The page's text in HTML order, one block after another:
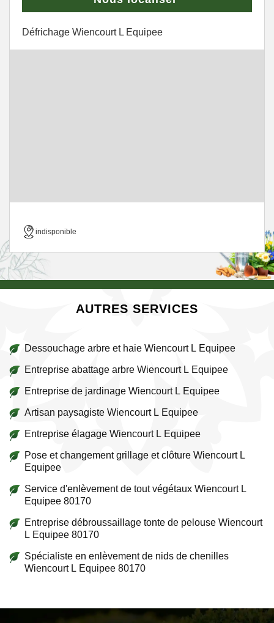
Défrichage Wiencourt L Equipee
indisponible
AUTRES SERVICES
Dessouchage arbre et haie Wiencourt L Equipee
Entreprise abattage arbre Wiencourt L Equipee
Entreprise de jardinage Wiencourt L Equipee
Artisan paysagiste Wiencourt L Equipee
Entreprise élagage Wiencourt L Equipee
Pose et changement grillage et clôture Wiencourt L
Equipee
Service d'enlèvement de tout végétaux Wiencourt L
Equipee 80170
Entreprise débroussaillage tonte de pelouse Wiencourt
L Equipee 80170
Spécialiste en enlèvement de nids de chenilles
Wiencourt L Equipee 80170